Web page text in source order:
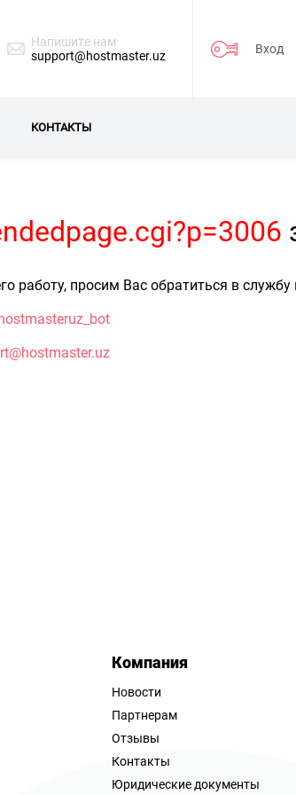
Напишите нам
support@hostmaster.uz
Вход
КОНТАКТЫ
работу, просим Вас обратиться в
Компания
Новости
Партнерам
Отзывы
Контакты
Юридические документы